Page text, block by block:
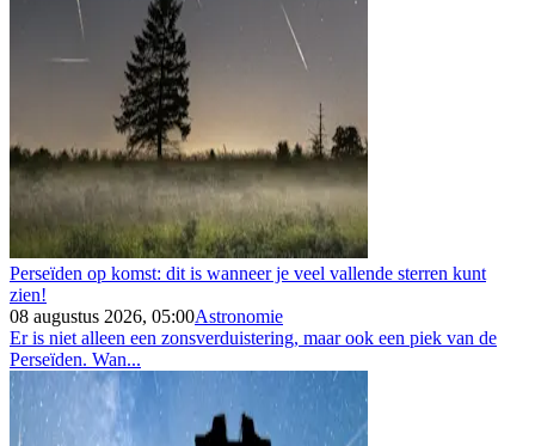
Perseïden op komst: dit is wanneer je veel vallende sterren kunt
zien!
08 augustus 2026, 05:00Astronomie
Er is niet alleen een zonsverduistering, maar ook een piek van de
Perseïden. Wan...